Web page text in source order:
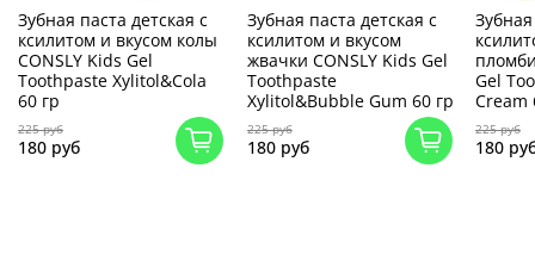
Зубная паста детская c
ксилитом и вкусом колы
CONSLY Kids Gel
Toothpaste Xylitol&Cola
60 гр
225 руб
180 руб
Зубная паста детская c
ксилитом и вкусом
жвачки CONSLY Kids Gel
Toothpaste
Xylitol&Bubble Gum 60 гр
225 руб
180 руб
Gel
Cream
225 руб
180